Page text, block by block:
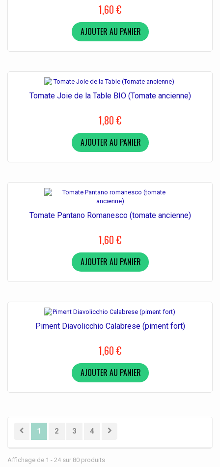
1,60 €
AJOUTER AU PANIER
Tomate Joie de la Table BIO (Tomate ancienne)
1,80 €
AJOUTER AU PANIER
Tomate Pantano Romanesco (tomate ancienne)
1,60 €
AJOUTER AU PANIER
Piment Diavolicchio Calabrese (piment fort)
1,60 €
AJOUTER AU PANIER
1 2 3 4
Affichage de 1 - 24 sur 80 produits